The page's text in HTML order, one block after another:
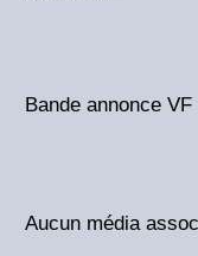
Bande annonce
Aucun média